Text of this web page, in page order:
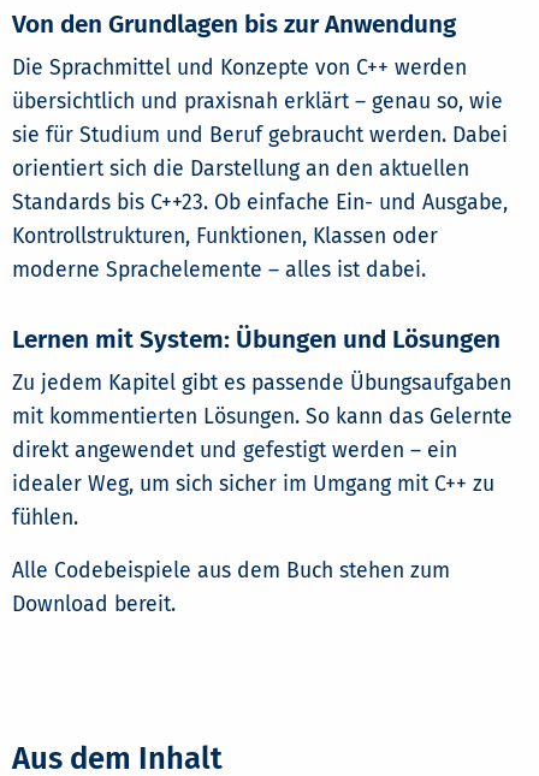
Von den Grundlagen bis zur Anwendung
Die Sprachmittel und Konzepte von C++ werden
übersichtlich und praxisnah erklärt – genau so, wie
sie für Studium und Beruf gebraucht werden. Dabei
orientiert sich die Darstellung an den aktuellen
Standards bis C++23. Ob einfache Ein- und Ausgabe,
Kontrollstrukturen, Funktionen, Klassen oder
moderne Sprachelemente – alles ist dabei.
Lernen mit System: Übungen und Lösungen
Zu jedem Kapitel gibt es passende Übungsaufgaben
mit kommentierten Lösungen. So kann das Gelernte
direkt angewendet und gefestigt werden – ein
idealer Weg, um sich sicher im Umgang mit C++ zu
fühlen.
Alle Codebeispiele aus dem Buch stehen zum
Download bereit.
Aus dem Inhalt